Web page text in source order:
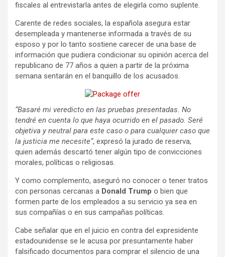
fiscales al entrevistarla antes de elegirla como suplente.
Carente de redes sociales, la española asegura estar
desempleada y mantenerse informada a través de su
esposo y por lo tanto sostiene carecer de una base de
información que pudiera condicionar su opinión acerca del
republicano de 77 años a quien a partir de la próxima
semana sentarán en el banquillo de los acusados.
“Basaré mi veredicto en las pruebas presentadas. No
tendré en cuenta lo que haya ocurrido en el pasado. Seré
objetiva y neutral para este caso o para cualquier caso que
la justicia me necesite“, expresó la jurado de reserva,
quien además descartó tener algún tipo de convicciones
morales, políticas o religiosas.
Y como complemento, aseguró no conocer o tener tratos
con personas cercanas a Donald Trump o bien que
formen parte de los empleados a su servicio ya sea en
sus compañías o en sus campañas políticas.
Cabe señalar que en el juicio en contra del expresidente
estadounidense se le acusa por presuntamente haber
falsificado documentos para comprar el silencio de una